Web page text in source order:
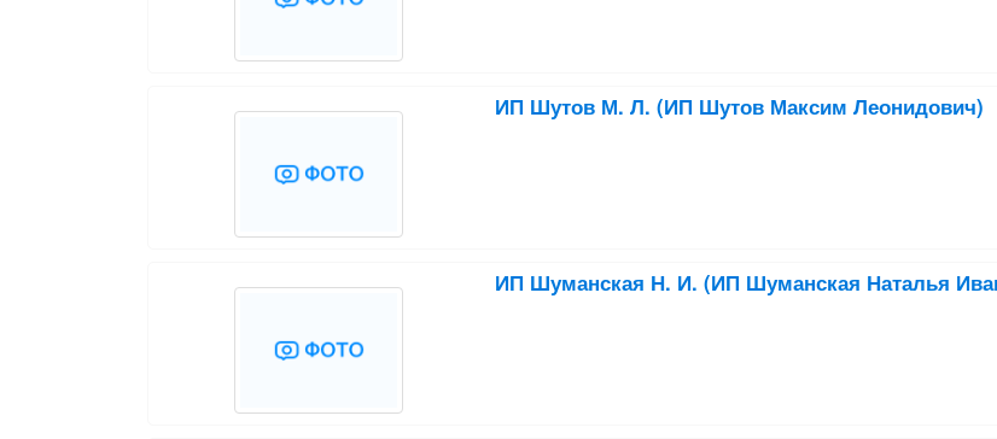
ИП Шутов М. Л. (ИП Шутов Максим Леонидович)
ИП Шуманская Н. И. (ИП Шуманская Наталья